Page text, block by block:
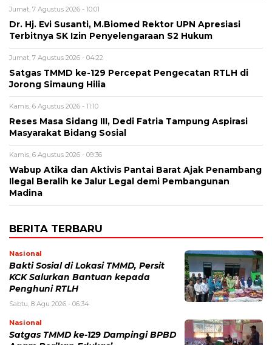
Jumat, 7 Agustus 2026 - 10:01
Dr. Hj. Evi Susanti, M.Biomed Rektor UPN Apresiasi
Terbitnya SK Izin Penyelengaraan S2 Hukum
Jumat, 7 Agustus 2026 - 04:22
Satgas TMMD ke-129 Percepat Pengecatan RTLH di
Jorong Simaung Hilia
Kamis, 6 Agustus 2026 - 11:10
Reses Masa Sidang III, Dedi Fatria Tampung Aspirasi
Masyarakat Bidang Sosial
Kamis, 6 Agustus 2026 - 09:36
Wabup Atika dan Aktivis Pantai Barat Ajak Penambang
Ilegal Beralih ke Jalur Legal demi Pembangunan
Madina
BERITA TERBARU
Nasional
Bakti Sosial di Lokasi TMMD, Persit
KCK Salurkan Bantuan kepada
Penghuni RTLH
Sabtu, 8 Agu 2026 - 06:34
Nasional
Satgas TMMD ke-129 Dampingi BPBD